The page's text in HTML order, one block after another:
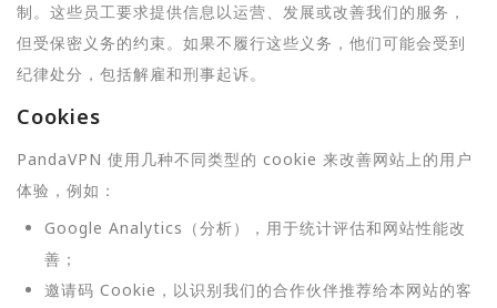
制。这些员工要求提供信息以运营、发展或改善我们的服务，
但受保密义务的约束。如果不履行这些义务，他们可能会受到
纪律处分，包括解雇和刑事起诉。
Cookies
PandaVPN 使用几种不同类型的 cookie 来改善网站上的用户
体验，例如：
Google Analytics（分析），用于统计评估和网站性能改
善；
邀请码 Cookie，以识别我们的合作伙伴推荐给本网站的客